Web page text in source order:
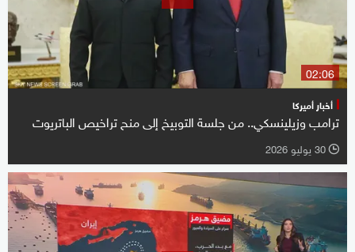
02:06
أخبار أميركا
ترامب وزيلينسكي.. من جلسة التوبيخ إلى منح تراخيص الباتريوت
l 30 يوليو 2026